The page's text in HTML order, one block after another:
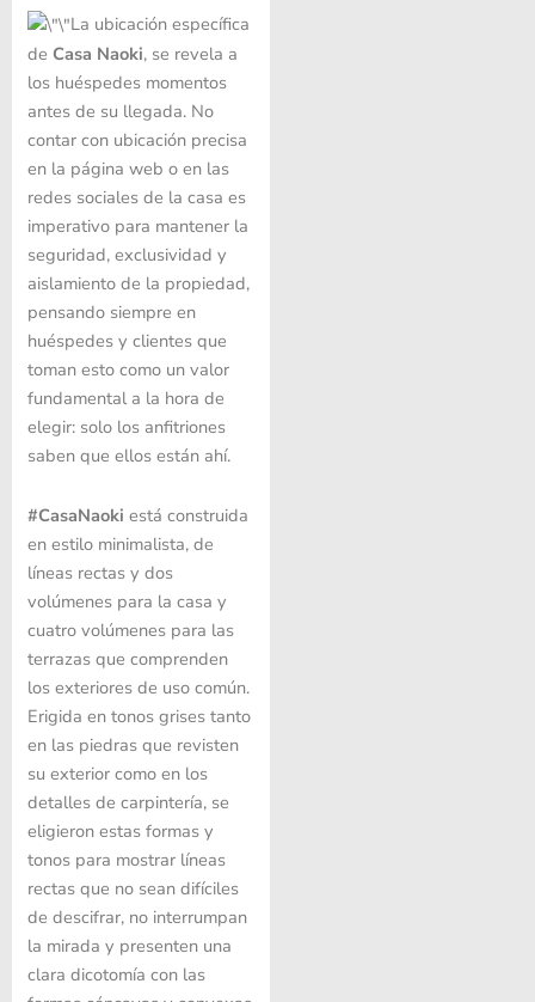
La ubicación específica
de Casa Naoki, se revela a
los huéspedes momentos
antes de su llegada. No
contar con ubicación precisa
en la página web o en las
redes sociales de la casa es
imperativo para mantener la
seguridad, exclusividad y
aislamiento de la propiedad,
pensando siempre en
huéspedes y clientes que
toman esto como un valor
fundamental a la hora de
elegir: solo los anfitriones
saben que ellos están ahí.
#CasaNaoki está construida
en estilo minimalista, de
líneas rectas y dos
volúmenes para la casa y
cuatro volúmenes para las
terrazas que comprenden
los exteriores de uso común.
Erigida en tonos grises tanto
en las piedras que revisten
su exterior como en los
detalles de carpintería, se
eligieron estas formas y
tonos para mostrar líneas
rectas que no sean difíciles
de descifrar, no interrumpan
la mirada y presenten una
clara dicotomía con las